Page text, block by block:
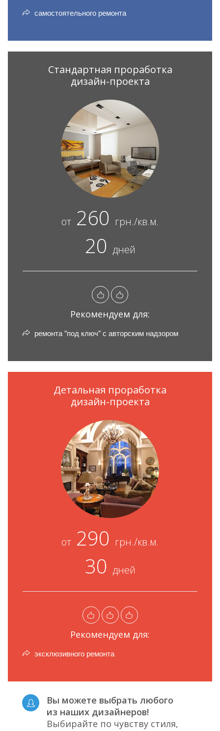
самостоятельного ремонта
Стандартная проработка
дизайн-проекта
от 260 грн./кв.м.
20 дней
Рекомендуем для:
ремонта "под ключ" с авторским надзором
Детальная проработка
дизайн-проекта
от 290 грн./кв.м.
30 дней
Рекомендуем для:
эксклюзивного ремонта
Вы можете выбрать любого
из наших дизайнеров!
Выбирайте по чувству стиля,